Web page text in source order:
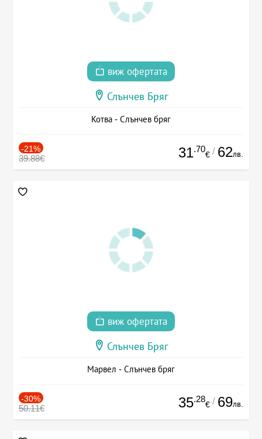
виж офертата
Слънчев Бряг
Котва - Слънчев бряг
-21%
39.88€ 31.70
€ / 62лв.
виж офертата
Слънчев Бряг
Марвел - Слънчев бряг
-30%
50.11€ 35.28
€ / 69лв.